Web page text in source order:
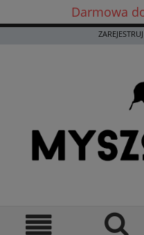
Darmowa
Darmowa